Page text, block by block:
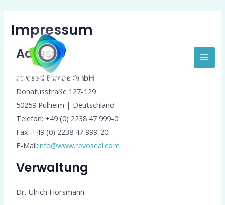
springen
Impressum
Adresse
revoseal Europe GmbH
Donatusstraße 127-129
50259 Pulheim | Deutschland
Telefon: +49 (0) 2238 47 999-0
Fax: +49 (0) 2238 47 999-20
E-Mail:info@www.revoseal.com
Verwaltung
Dr. Ulrich Horsmann